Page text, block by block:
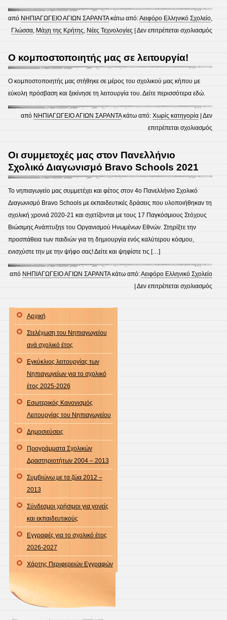
από ΝΗΠΙΑΓΩΓΕΙΟ ΑΓΙΩΝ ΣΑΡΑΝΤΑκάτω από:Αειφόρο Ελληνικό Σχολείο,
Γλώσσα, Μάχη της Κρήτης, Νέες Τεχνολoγίες |Δεν επιτρέπεται σχολιασμός
της
μετά
Ο κομποστοποιητής μας σε λειτουργία!
Ο κομποστοποιητής μας στήθηκε σε μέρος του σχολικού μας κήπου με
εύκολη πρόσβαση και ξεκίνησε τη λειτουργία του. Δείτε περισσότερα εδώ.
από ΝΗΠΙΑΓΩΓΕΙΟ ΑΓΙΩΝ ΣΑΡΑΝΤΑκάτω από:Χωρίς κατηγορία |Δεν
επιτρέπεται σχολιασμός
σε
Οι συμμετοχές μας στον Πανελλήνιο
Σχολικό Διαγωνισμό Bravo Schools 2021
Το νηπιαγωγείο μας συμμετέχει και φέτος στον 4ο Πανελλήνιο Σχολικό
Διαγωνισμό Bravo Schools με εκπαιδευτικές δράσεις που υλοποιήθηκαν τη
σχολική χρονιά 2020-21 και σχετίζονται με τους 17 Παγκόσμιους Στόχους
Βιώσιμης Ανάπτυξηs του Οργανισμού Ηνωμένων Εθνών. Στηρίξτε την
προσπάθεια των παιδιών για τη δημιουργία ενός καλύτερου κόσμου,
ενισχύστε την με την ψήφο σας! Δείτε και ψηφίστε τις […]
από ΝΗΠΙΑΓΩΓΕΙΟ ΑΓΙΩΝ ΣΑΡΑΝΤΑκάτω από:Αειφόρο Ελληνικό Σχολείο
|Δεν επιτρέπεται σχολιασμός
Αρχική
Στελέχωση του Νηπιαγωγείου
ανά σχολικό έτος
Εγκύκλιος λειτουργίας των
Νηπιαγωγείων για το σχολικό
έτος 2025-2026
Εσωτερικός Κανονισμός
Λειτουργίας του Νηπιαγωγείου
Δημοσιεύσεις
Προγράμματα Σχολικών
Δραστηριοτήτων 2004 – 2013
Συμβιώνω με τα ζώα 2012 –
2013
Σύνδεσμοι χρήσιμοι για γονείς
και εκπαιδευτικούς
Εγγραφές για το σχολικό έτος
2026-2027
Χάρτης Περιφερειών Εγγραφών